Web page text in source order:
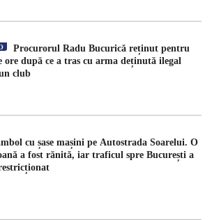
Procurorul Radu Bucurică reținut pentru
ore după ce a tras cu arma deținută ilegal
club
cu șase mașini pe Autostrada Soarelui. O
a fost rănită, iar traficul spre București a